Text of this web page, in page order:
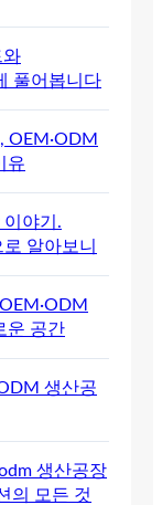
와
풀어봅니다
OEM·ODM
유
야기.
알아보니
운 공간
생산공
생산공장
의 모든 것